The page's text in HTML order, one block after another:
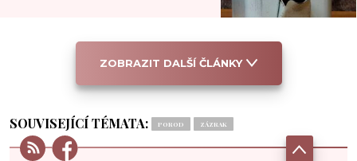
ZOBRAZIT DALŠÍ ČLÁNKY
SOUVISEJÍCÍ TÉMATA: POROD ZÁZRAK